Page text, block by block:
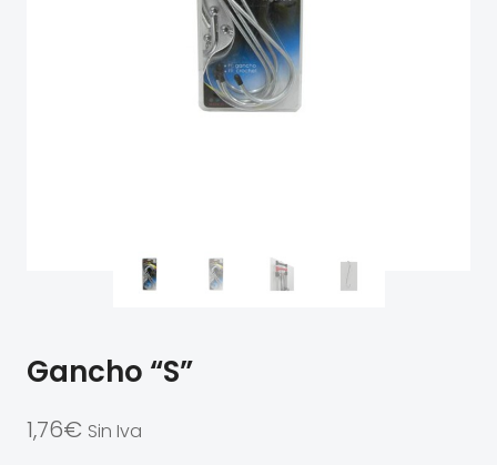
Gancho “S”
1,76€ Sin Iva